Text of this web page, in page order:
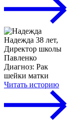
Надежда 38 лет,
Директор школы
Павленко
Диагноз: Рак
шейки матки
Читать историю